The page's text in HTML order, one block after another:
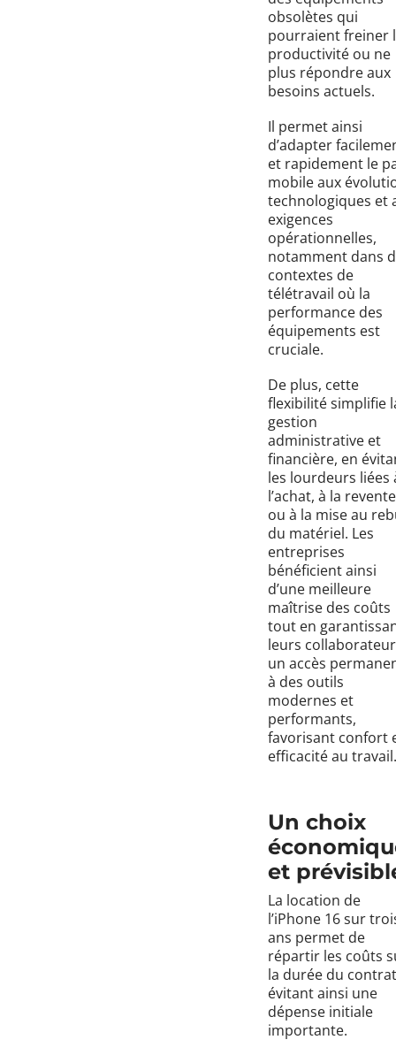
obsolètes qui
pourraient freiner
productivité ou ne
plus répondre aux
besoins actuels.
Il permet ainsi
d’adapter
et rapidement le
mobile aux
technologiques et
exigences
opérationnelles,
notamment dans
contextes de
télétravail où la
performance des
équipements est
cruciale.
De plus, cette
flexibilité simplifie
gestion
administrative et
financière, en
les lourdeurs liées
l’achat, à la revente
ou à la mise au
du matériel. Les
entreprises
bénéficient ainsi
d’une meilleure
maîtrise des coûts
tout en
leurs
un accès
à des outils
modernes et
performants,
favorisant confort
efficacité au travail.
Un choix
et
La location de
l’iPhone 16 sur
ans permet de
répartir les coûts
la durée du
évitant ainsi une
dépense initiale
importante.